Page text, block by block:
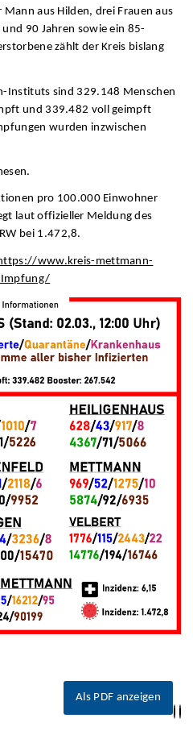
aus Hilden, drei Frauen aus
90 Jahren sowie ein 85-
zählt der Kreis bislang
Instituts sind 329.148 Menschen
und 339.482 voll geimpft
wurden inzwischen
pro 100.000 Einwohner
laut offizieller Meldung des
bei 1.472,8.
www.kreis-mettmann-
Impfung/
Als PDF anzeigen